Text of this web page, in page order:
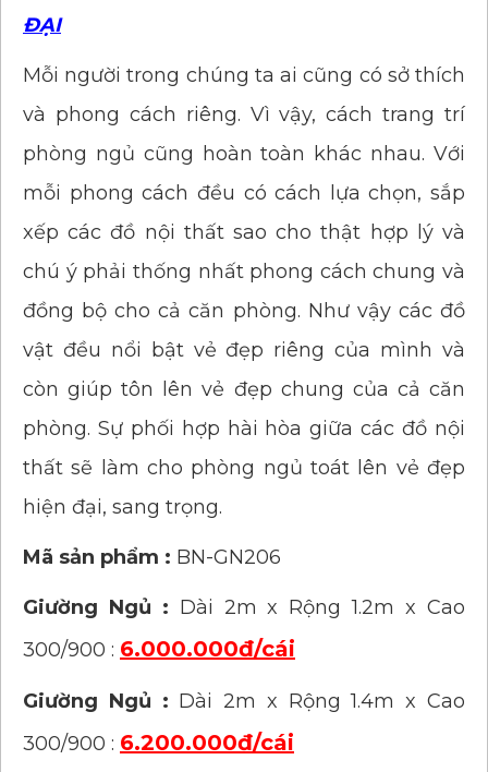
ĐẠI
Mỗi người trong chúng ta ai cũng có sở thích
và phong cách riêng. Vì vậy, cách trang trí
phòng ngủ cũng hoàn toàn khác nhau. Với
mỗi phong cách đều có cách lựa chọn, sắp
xếp các đồ nội thất sao cho thật hợp lý và
chú ý phải thống nhất phong cách chung và
đồng bộ cho cả căn phòng. Như vậy các đồ
vật đều nổi bật vẻ đẹp riêng của mình và
còn giúp tôn lên vẻ đẹp chung của cả căn
phòng. Sự phối hợp hài hòa giữa các đồ nội
thất sẽ làm cho phòng ngủ toát lên vẻ đẹp
hiện đại, sang trọng.
Mã sản phẩm : BN-GN206
Giường Ngủ : Dài 2m x Rộng 1.2m x Cao
300/900 : 6.000.000đ/cái
Giường Ngủ : Dài 2m x Rộng 1.4m x Cao
300/900 : 6.200.000đ/cái